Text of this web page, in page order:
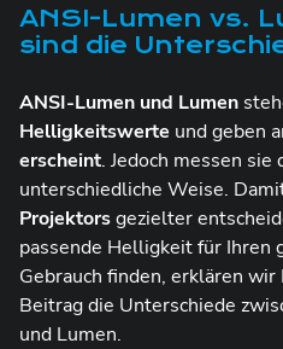
ANSI-Lumen vs.
sind die
ANSI-Lumen und Lumen
Helligkeitswerte und geben
erscheint. Jedoch messen sie
unterschiedliche Weise.
Projektorsgezielter
passende Helligkeit für Ihren
Gebrauch finden, erklären wir
Beitrag die Unterschiede
und Lumen.